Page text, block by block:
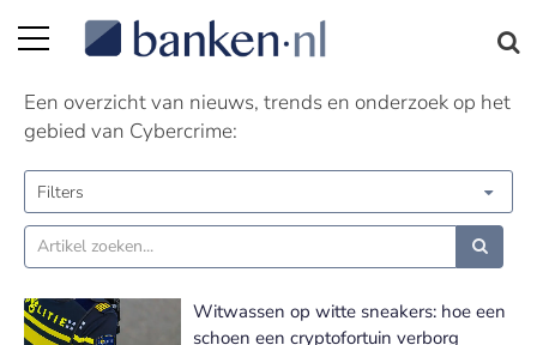
Cybercrime nieuws | Pagina 2
Een overzicht van nieuws, trends en onderzoek op het
gebied van Cybercrime:
Filters
Witwassen op witte sneakers: hoe een
schoen een cryptofortuin verborg